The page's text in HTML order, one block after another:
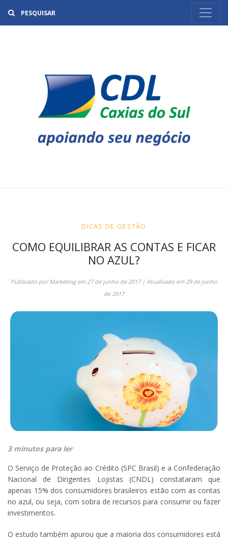
DICAS DE GESTÃO
COMO EQUILIBRAR AS CONTAS E FICAR
NO AZUL?
Publicado porMarketingem 27 de junho de 2017| Atualizado em 29 de junho
de 2017
3 minutos para ler
O Serviço de Proteção ao Crédito (SPC Brasil) e a Confederação
Nacional de Dirigentes Lojistas (CNDL) constataram que
apenas 15% dos consumidores brasileiros estão com as contas
no azul, ou seja, com sobra de recursos para consumir ou fazer
investimentos.
O estudo também apurou que a maioria dos consumidores está